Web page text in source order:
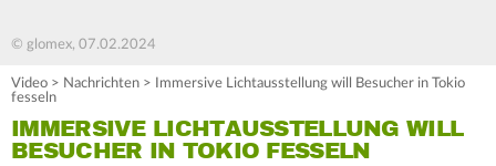
© glomex, 07.02.2024
Video > Nachrichten >
Immersive Lichtausstellung will Besucher in Tokio
fesseln
IMMERSIVE LICHTAUSSTELLUNG WILL
BESUCHER IN TOKIO FESSELN